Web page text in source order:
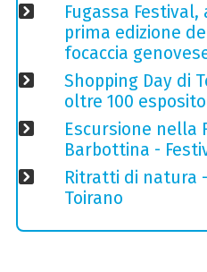
Fugassa
prima edizione
focaccia
Shopping Day di
oltre 100
Escursione nella
Barbottina -
Ritratti di natura
Toirano